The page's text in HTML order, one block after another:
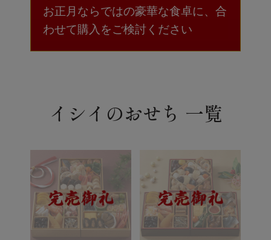
お正月ならではの豪華な食卓に、合
わせて購入をご検討ください
イシイのおせち 一覧